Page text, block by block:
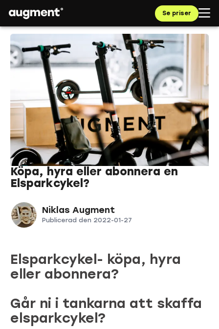
Se priser
Köpa, hyra eller abonnera en
Elsparkcykel?
Niklas Augment
Publicerad den 2022-01-27
Elsparkcykel- köpa, hyra
eller abonnera?
Går ni i tankarna att skaffa
elsparkcykel?